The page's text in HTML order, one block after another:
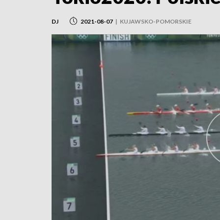
DJ 2021-08-07 | KUJAWSKO-POMORSKIE